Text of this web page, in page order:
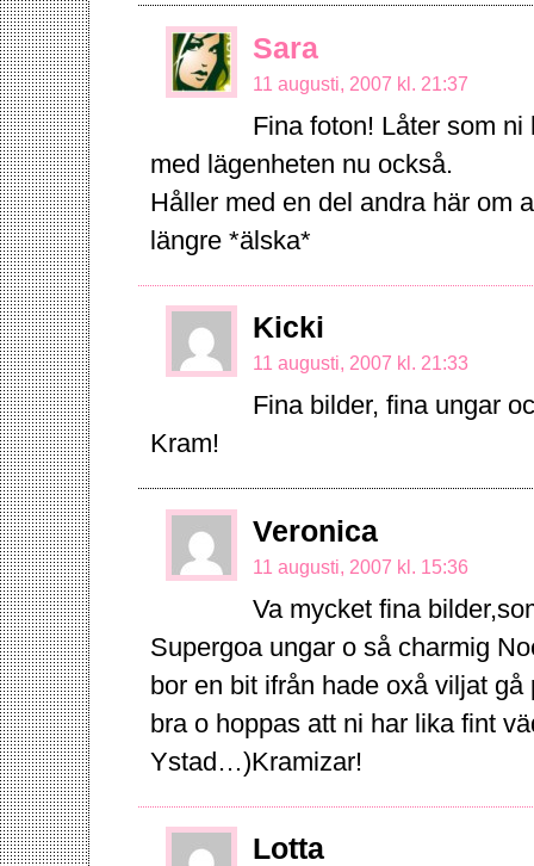
Sara
11 augusti, 2007 kl. 21:37
Fina foton! Låter som
med lägenheten nu också.
Håller med en del andra här om
längre *älska*
Kicki
11 augusti, 2007 kl. 21:33
Fina bilder, fina ungar
Kram!
Veronica
11 augusti, 2007 kl. 15:36
Va mycket fina
Supergoa ungar o så charmig
bor en bit ifrån hade oxå viljat
bra o hoppas att ni har lika fint
Ystad…)Kramizar!
Lotta